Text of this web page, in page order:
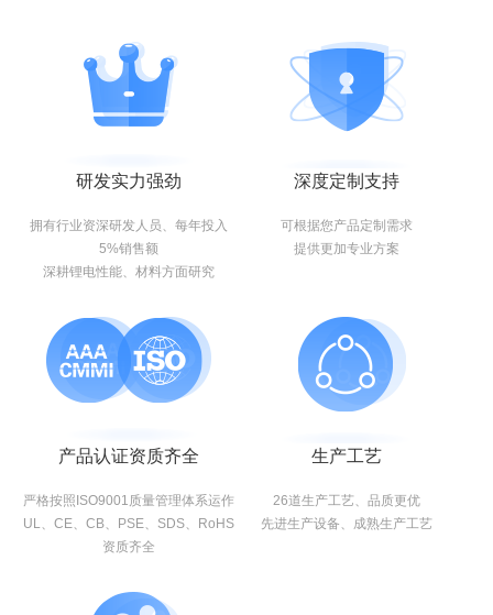
研发实力强劲
拥有行业资深研发人员、每年投入
5%销售额
深耕锂电性能、材料方面研究
深度定制支持
可根据您产品定制需求
提供更加专业方案
产品认证资质齐全
严格按照ISO9001质量管理体系运作
UL、CE、CB、PSE、SDS、RoHS
资质齐全
生产工艺
26道生产工艺、品质更优
先进生产设备、成熟生产工艺